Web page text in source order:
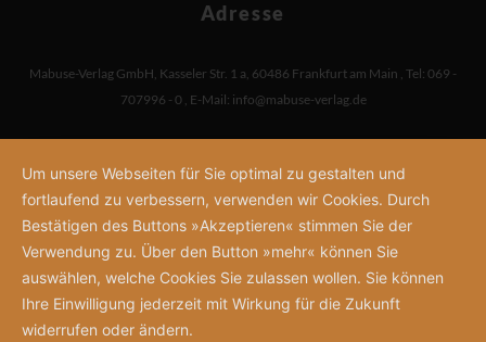
Adresse
Mabuse-Verlag GmbH, Kasseler Str. 1 a, 60486 Frankfurt am Main , Tel: 069 -
707996 - 0 , E-Mail: info@mabuse-verlag.de
Um unsere Webseiten für Sie optimal zu gestalten und
fortlaufend zu verbessern, verwenden wir Cookies. Durch
Bestätigen des Buttons »Akzeptieren« stimmen Sie der
Verwendung zu. Über den Button »mehr« können Sie
auswählen, welche Cookies Sie zulassen wollen. Sie können
Ihre Einwilligung jederzeit mit Wirkung für die Zukunft
widerrufen oder ändern.